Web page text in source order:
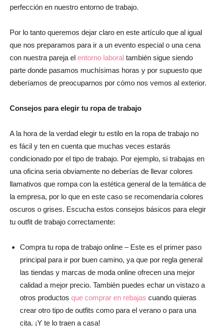
perfección en nuestro entorno de trabajo.
Por lo tanto queremos dejar claro en este artículo que al igual
que nos preparamos para ir a un evento especial o una cena
con nuestra pareja el entorno laboral también sigue siendo
parte donde pasamos muchísimas horas y por supuesto que
deberíamos de preocuparnos por cómo nos vemos al exterior.
Consejos para elegir tu ropa de trabajo
A la hora de la verdad elegir tu estilo en la ropa de trabajo no
es fácil y ten en cuenta que muchas veces estarás
condicionado por el tipo de trabajo. Por ejemplo, si trabajas en
una oficina seria obviamente no deberías de llevar colores
llamativos que rompa con la estética general de la temática de
la empresa, por lo que en este caso se recomendaría colores
oscuros o grises. Escucha estos consejos básicos para elegir
tu outfit de trabajo correctamente:
Compra tu ropa de trabajo online – Este es el primer paso
principal para ir por buen camino, ya que por regla general
las tiendas y marcas de moda online ofrecen una mejor
calidad a mejor precio. También puedes echar un vistazo a
otros productos que comprar en rebajas cuando quieras
crear otro tipo de outfits como para el verano o para una
cita. ¡Y te lo traen a casa!